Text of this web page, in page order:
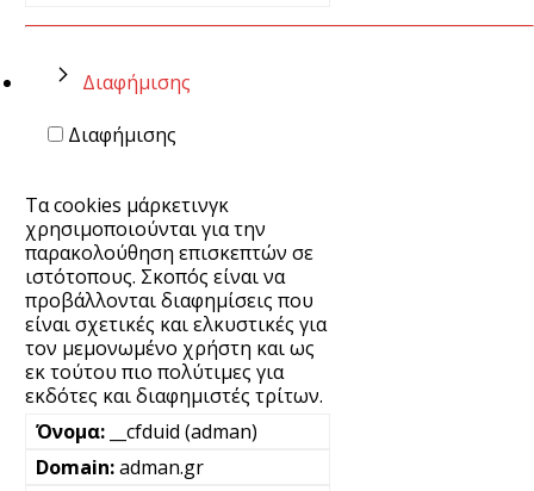
Διαφήμισης
Διαφήμισης
Τα cookies μάρκετινγκ
χρησιμοποιούνται για την
παρακολούθηση επισκεπτών σε
ιστότοπους. Σκοπός είναι να
προβάλλονται διαφημίσεις που
είναι σχετικές και ελκυστικές για
τον μεμονωμένο χρήστη και ως
εκ τούτου πιο πολύτιμες για
εκδότες και διαφημιστές τρίτων.
__cfduid (adman)
adman.gr